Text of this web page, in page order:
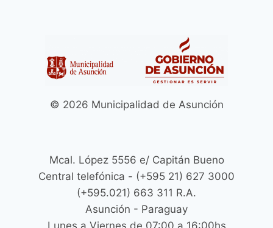
© 2026 Municipalidad de Asunción
Mcal. López 5556 e/ Capitán Bueno
Central telefónica - (+595 21) 627 3000
(+595.021) 663 311 R.A.
Asunción - Paraguay